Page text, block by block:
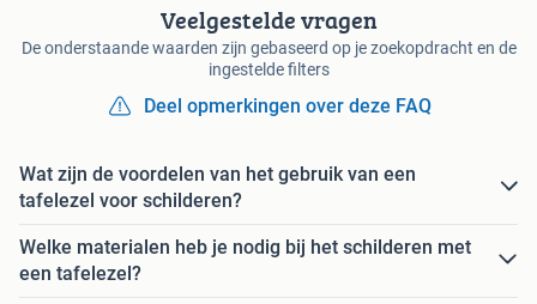
Veelgestelde vragen
De onderstaande waarden zijn gebaseerd op je zoekopdracht en de
ingestelde filters
Deel opmerkingen over deze FAQ
Wat zijn de voordelen van het gebruik van een
tafelezel voor schilderen?
Welke materialen heb je nodig bij het schilderen met
een tafelezel?